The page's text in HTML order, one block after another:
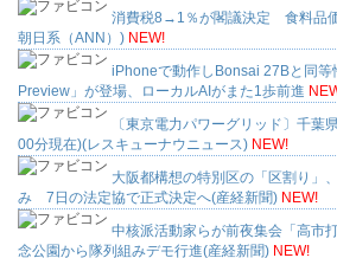
消費税8→1％が閣議決定 食料品
朝日系（ANN）) NEW!
iPhoneで動作しBonsai 27Bと同
Preview」が登場、ローカルAIがまた1歩前進
〔東京電力パワーグリッド〕千葉
00分現在)(レスキューナウニュース) NEW!
大阪都構想の特別区の「区割り」
み 7日の法定協で正式決定へ(産経新聞) NEW!
中核派活動家らが前夜集会「高市
念公園から隊列組みデモ行進(産経新聞) NEW!